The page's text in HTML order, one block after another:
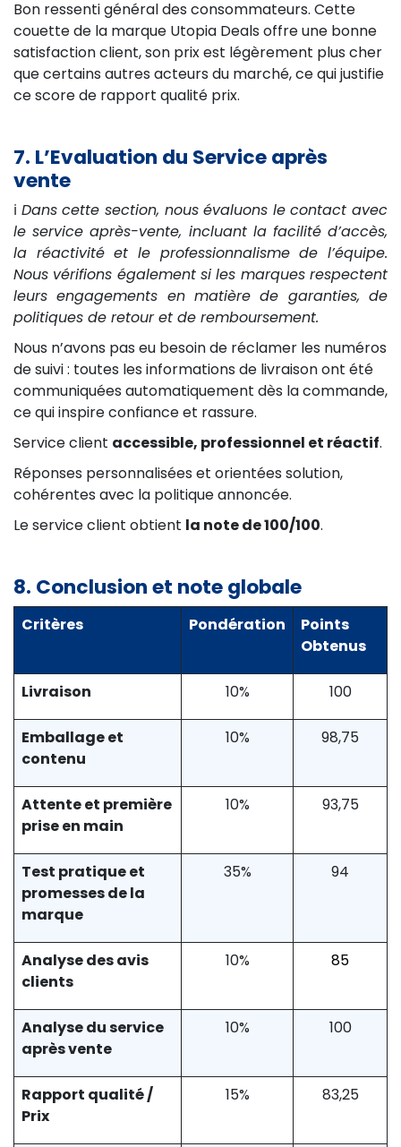
Bon ressenti général des consommateurs. Cette
couette de la marque Utopia Deals offre une bonne
satisfaction client, son prix est légèrement plus cher
que certains autres acteurs du marché, ce qui justifie
ce score de rapport qualité prix.
7. L’Evaluation du Service après
vente
ℹ️ Dans cette section, nous évaluons le contact avec
le service après-vente, incluant la facilité d’accès,
la réactivité et le professionnalisme de l’équipe.
Nous vérifions également si les marques respectent
leurs engagements en matière de garanties, de
politiques de retour et de remboursement.
Nous n’avons pas eu besoin de réclamer les numéros
de suivi : toutes les informations de livraison ont été
communiquées automatiquement dès la commande,
ce qui inspire confiance et rassure.
Service client accessible, professionnel et réactif.
Réponses personnalisées et orientées solution,
cohérentes avec la politique annoncée.
Le service client obtient la note de 100/100.
8. Conclusion et note globale
Critères Pondération
Points
Obtenus
Livraison 10% 100
Emballage et
contenu
10% 98,75
Attente et première
prise en main
10% 93,75
Test pratique et
promesses de la
marque
35% 94
Analyse des avis
clients
10% 85
Analyse du service
après vente
10% 100
Rapport qualité /
Prix
15% 83,25